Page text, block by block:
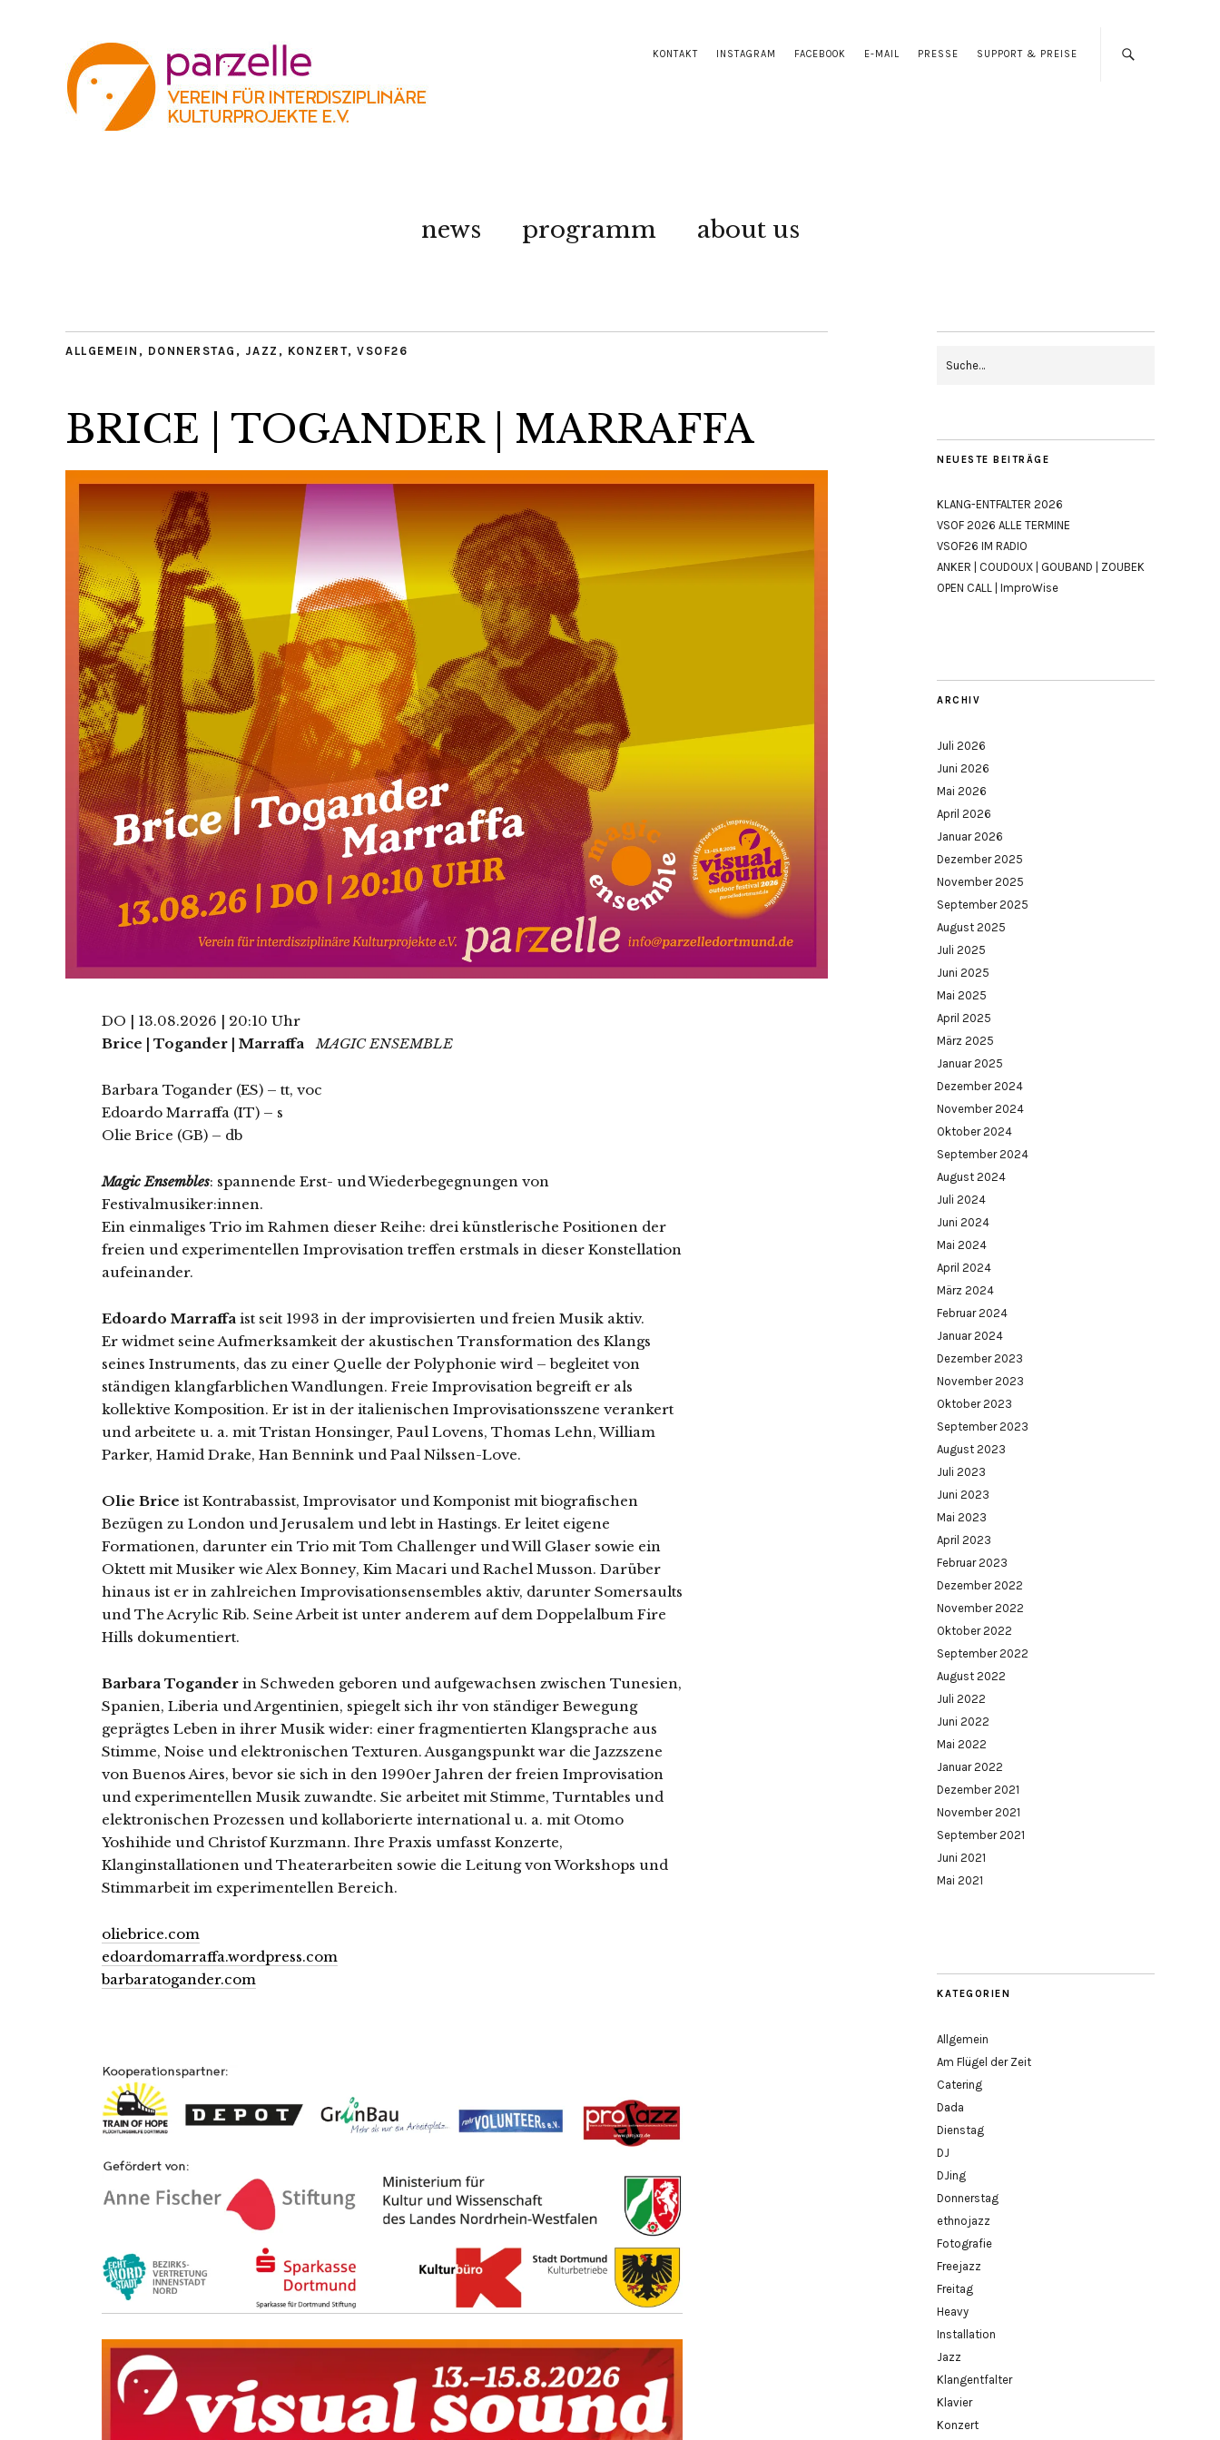
KONTAKT INSTAGRAM FACEBOOK E-MAIL PRESSE SUPPORT & PREISE
news programm about us
ALLGEMEIN , DONNERSTAG , JAZZ , KONZERT, VSOF26
BRICE | TOGANDER | MARRAFFA
DO | 13.08.2026 | 20:10 Uhr
Brice | Togander | Marraffa
MAGIC ENSEMBLE
Barbara Togander (ES) – tt, voc
Edoardo Marraffa (IT) – s
Olie Brice (GB) – db
Magic Ensembles: spannende Erst- und Wiederbegegnungen von
Festivalmusiker:innen.
Ein einmaliges Trio im Rahmen dieser Reihe: drei künstlerische Positionen der
freien und experimentellen Improvisation treffen erstmals in dieser Konstellation
aufeinander.
Edoardo Marraffa ist seit 1993 in der improvisierten und freien Musik aktiv.
Er widmet seine Aufmerksamkeit der akustischen Transformation des Klangs
seines Instruments, das zu einer Quelle der Polyphonie wird – begleitet von
ständigen klangfarblichen Wandlungen. Freie Improvisation begreift er als
kollektive Komposition. Er ist in der italienischen Improvisationsszene verankert
und arbeitete u. a. mit Tristan Honsinger, Paul Lovens, Thomas Lehn, William
Parker, Hamid Drake, Han Bennink und Paal Nilssen-Love.
Olie Brice ist Kontrabassist, Improvisator und Komponist mit biografischen
Bezügen zu London und Jerusalem und lebt in Hastings. Er leitet eigene
Formationen, darunter ein Trio mit Tom Challenger und Will Glaser sowie ein
Oktett mit Musiker wie Alex Bonney, Kim Macari und Rachel Musson. Darüber
hinaus ist er in zahlreichen Improvisationsensembles aktiv, darunter Somersaults
und The Acrylic Rib. Seine Arbeit ist unter anderem auf dem Doppelalbum Fire
Hills dokumentiert.
Barbara Togander in Schweden geboren und aufgewachsen zwischen Tunesien,
Spanien, Liberia und Argentinien, spiegelt sich ihr von ständiger Bewegung
geprägtes Leben in ihrer Musik wider: einer fragmentierten Klangsprache aus
Stimme, Noise und elektronischen Texturen. Ausgangspunkt war die Jazzszene
von Buenos Aires, bevor sie sich in den 1990er Jahren der freien Improvisation
und experimentellen Musik zuwandte. Sie arbeitet mit Stimme, Turntables und
elektronischen Prozessen und kollaborierte international u. a. mit Otomo
Yoshihide und Christof Kurzmann. Ihre Praxis umfasst Konzerte,
Klanginstallationen und Theaterarbeiten sowie die Leitung von Workshops und
Stimmarbeit im experimentellen Bereich.
oliebrice.com
edoardomarraffa.wordpress.com
barbaratogander.com
NEUESTE BEITRÄGE
KLANG-ENTFALTER 2026
VSOF 2026 ALLE TERMINE
VSOF26 IM RADIO
ANKER | COUDOUX | GOUBAND | ZOUBEK
OPEN CALL | ImproWise
ARCHIV
Juli 2026
Juni 2026
Mai 2026
April 2026
Januar 2026
Dezember 2025
November 2025
September 2025
August 2025
Juli 2025
Juni 2025
Mai 2025
April 2025
März 2025
Januar 2025
Dezember 2024
November 2024
Oktober 2024
September 2024
August 2024
Juli 2024
Juni 2024
Mai 2024
April 2024
März 2024
Februar 2024
Januar 2024
Dezember 2023
November 2023
Oktober 2023
September 2023
August 2023
Juli 2023
Juni 2023
Mai 2023
April 2023
Februar 2023
Dezember 2022
November 2022
Oktober 2022
September 2022
August 2022
Juli 2022
Juni 2022
Mai 2022
Januar 2022
Dezember 2021
November 2021
September 2021
Juni 2021
Mai 2021
KATEGORIEN
Allgemein
Am Flügel der Zeit
Catering
Dada
Dienstag
DJ
DJing
Donnerstag
ethnojazz
Fotografie
Freejazz
Freitag
Heavy
Installation
Jazz
Klangentfalter
Klavier
Konzert